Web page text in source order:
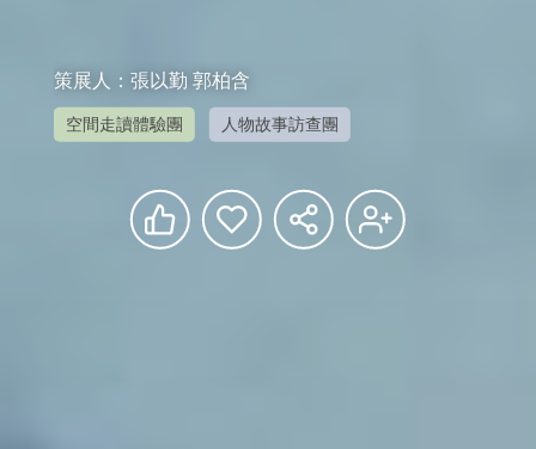
策展人：張以勤 郭柏含
空間走讀體驗團 人物故事訪查團